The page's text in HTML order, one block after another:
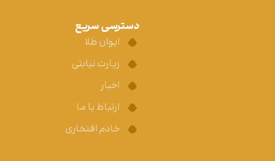
دسترسی سریع
ایوان طلا
زیارت نیابتی
اخبار
ارتباط با ما
خادم افتخاری